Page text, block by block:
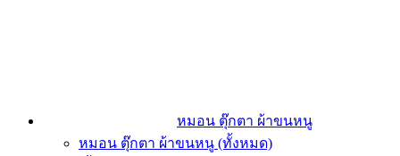
หมอน ตุ๊กตา ผ้าขนหนู
หมอน ตุ๊กตา ผ้าขนหนู (ทั้งหมด)